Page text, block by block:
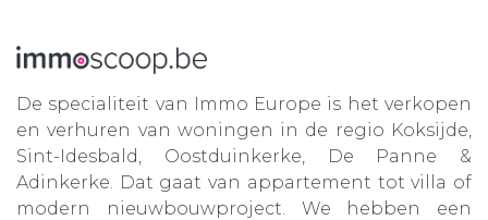
De specialiteit van Immo Europe is het verkopen
en verhuren van woningen in de regio Koksijde,
Sint-Idesbald, Oostduinkerke, De Panne &
Adinkerke. Dat gaat van appartement tot villa of
modern nieuwbouwproject. We hebben een